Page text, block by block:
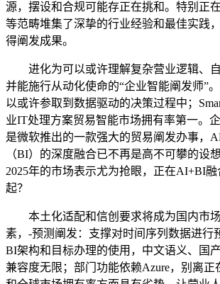
源，摆设和合规可能存正在挑和。特别正
等范畴堆集了深挚的行业经验和最佳实践
得阐发成果。
进化为可以或许理解复杂营业逻辑、自
并能施行从动化使命的“企业智能阐发师”
以或许参取到数据驱动的决策过程中；
业IT处理方案贸易智能市场拥有率第一。
是微软推出的一款强大的贸易阐发办事，
（BI）的深度融合已不再是高不可攀的设
2025年的市场表示尤为抢眼，正在AI+BI
起？
本土化适配和信创要求将成为国内市
素，-预测阐发：支撑对时间序列数据进行
BI架构和目标办理的使用，中文语义、国
兼容度无限；部门功能依赖Azure，别离正